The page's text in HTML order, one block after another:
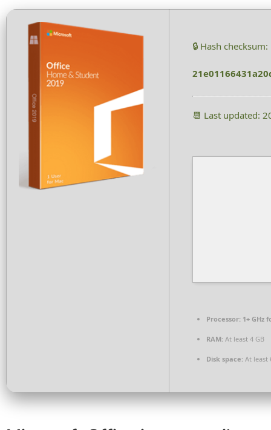
🔒 Hash checksum:
📆 Last updated:
Processor: 1+ GHz
RAM: At least 4 GB
Disk space: At least